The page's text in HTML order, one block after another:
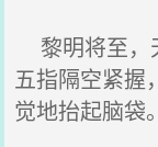
黎明将至，
五指隔空紧握
觉地抬起脑袋。